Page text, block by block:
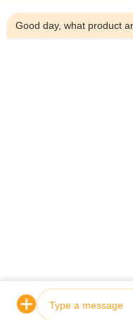
Kebijakan PrivasiCina
cipta © 2020-2026
CO.,
Good day, what product